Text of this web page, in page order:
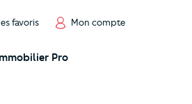
favoris Mon compte
Pro